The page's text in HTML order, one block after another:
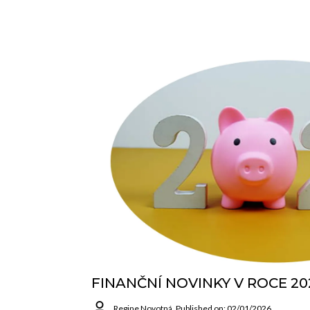
FINANČNÍ NOVINKY V ROCE
Regine Novotná Published on: 02/01/2026